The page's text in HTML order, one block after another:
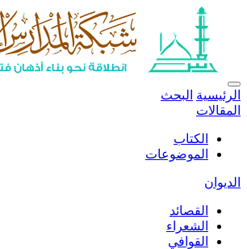
الرئيسية البحث
المقالات
الكتاب
الموضوعات
الديوان
القصائد
الشعراء
القوافي